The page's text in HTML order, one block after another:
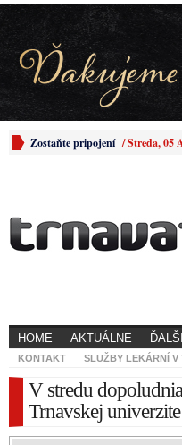
Zostaňte pripojení /Streda, 05
HOME AKTUÁLNE
KONTAKT SLUŽBY LEKÁRNÍ V
V stredu
Trnavskej univerzite